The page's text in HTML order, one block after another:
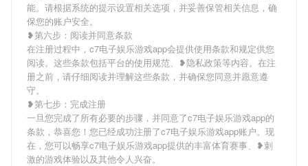
能。请根据系统的提示设置相关选项，并妥善保管相关信息，确
保您的账户安全。
❥第六步：阅读并同意条款
在注册过程中，c7电子娱乐游戏app会提供使用条款和规定供您
阅读。这些条款包括平台的使用规范、❥隐私政策等内容。在注
册之前，请仔细阅读并理解这些条款，并确保您同意并愿意遵
守。
❥第七步：完成注册
一旦您完成了所有必要的步骤，并同意了c7电子娱乐游戏app的
条款，恭喜您！您已经成功注册了c7电子娱乐游戏app账户。现
在，您可以畅享c7电子娱乐游戏app提供的丰富体育赛事、❥刺
激的游戏体验以及其他令人兴奋。